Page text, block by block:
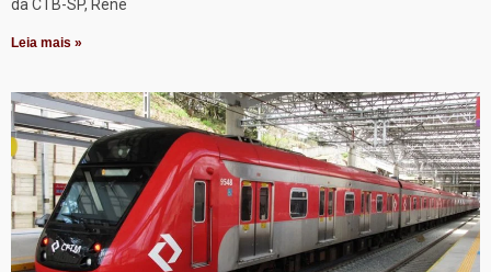
da CTB-SP, Rene
Leia mais »